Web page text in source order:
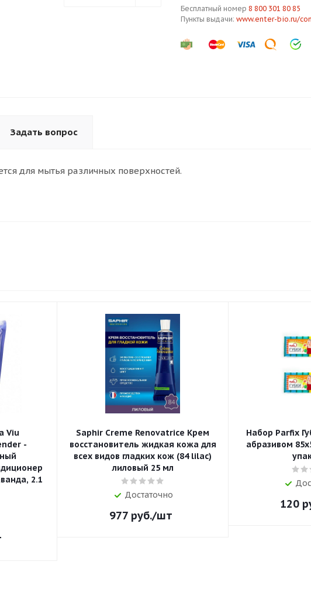
Бесплатный номер 8 800 301 80 85
Пункты выдачи: www.enter-bio.ru/
Задать вопрос
для мытья различных поверхностей.
Viu
-
2.1
Saphir Creme Renovatrice Крем
восстановитель жидкая кожа для
всех видов гладких кож (84 lilac)
лиловый 25 мл
Достаточно
977руб./шт
Набор Parfix
абразивом
120